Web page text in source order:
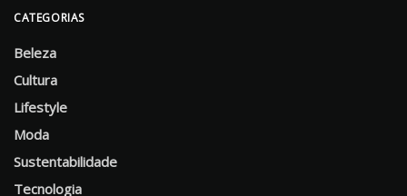
CATEGORIAS
Beleza
Cultura
Lifestyle
Moda
Sustentabilidade
Tecnologia